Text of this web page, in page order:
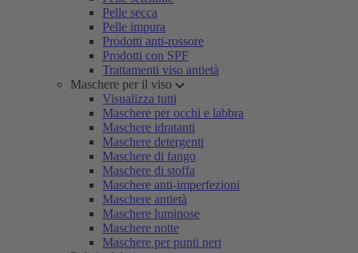
Pelle secca
Pelle impura
Prodotti anti-rossore
Prodotti con SPF
Trattamenti viso antietà
Maschere per il viso
Visualizza tutti
Maschere per occhi e labbra
Maschere idratanti
Maschere detergenti
Maschere di fango
Maschere di stoffa
Maschere anti-imperfezioni
Maschere antietà
Maschere luminose
Maschere notte
Maschere per punti neri